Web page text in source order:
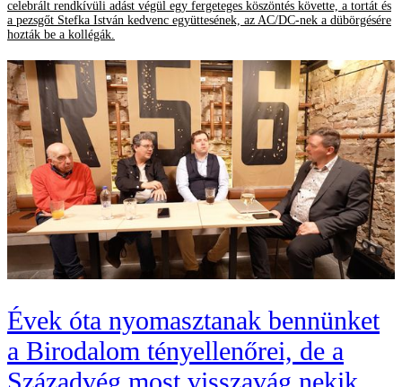
celebrált rendkívüli adást végül egy fergeteges köszöntés követte, a tortát és
a pezsgőt Stefka István kedvenc együttesének, az AC/DC-nek a dübörgésére
hozták be a kollégák.
Évek óta nyomasztanak bennünket
a Birodalom tényellenőrei, de a
Századvég most visszavág nekik